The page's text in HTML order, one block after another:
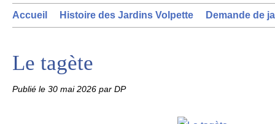
Accueil Histoire des Jardins Volpette Demande de
Le tagète
Publié le 30 mai 2026 par DP